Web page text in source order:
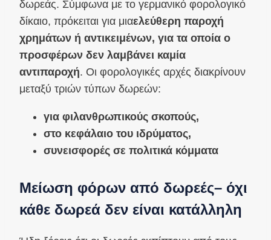
δωρεάς. Σύμφωνα με το γερμανικό φορολογικό
δίκαιο, πρόκειται για μιαελεύθερη παροχή
χρημάτων ή αντικειμένων, για τα οποία ο
προσφέρων δεν λαμβάνει καμία
αντιπαροχή. Οι φορολογικές αρχές διακρίνουν
μεταξύ τριών τύπων δωρεών:
για φιλανθρωπικούς σκοπούς,
στο κεφάλαιο του ιδρύματος,
συνεισφορές σε πολιτικά κόμματα
Μείωση φόρων από δωρεές– όχι
κάθε δωρεά δεν είναι κατάλληλη